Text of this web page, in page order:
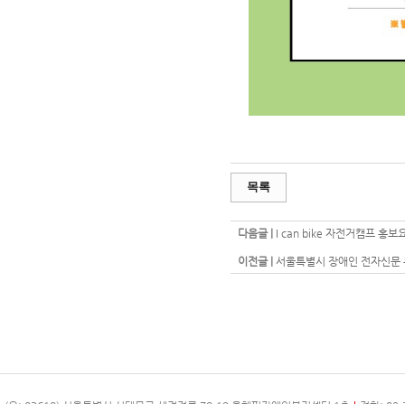
목록
다음글 | I can bike 자전거캠프 홍보
이전글 | 서울특별시 장애인 전자신문